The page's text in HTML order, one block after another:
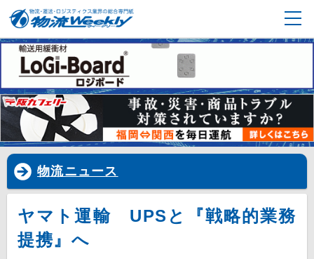
物流ニュース
ヤマト運輸 UPSと『戦略的業務
提携』へ